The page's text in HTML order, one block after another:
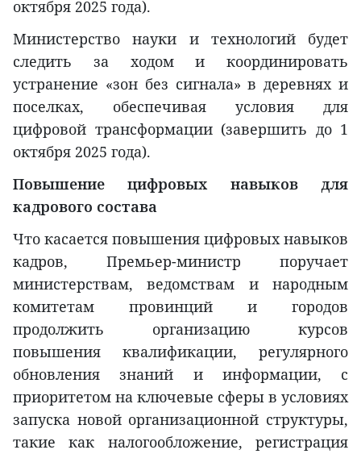
октября 2025 года).
Министерство науки и технологий будет
следить за ходом и координировать
устранение «зон без сигнала» в деревнях и
поселках, обеспечивая условия для
цифровой трансформации (завершить до 1
октября 2025 года).
Повышение цифровых навыков для
кадрового состава
Что касается повышения цифровых навыков
кадров, Премьер-министр поручает
министерствам, ведомствам и народным
комитетам провинций и городов
продолжить организацию курсов
повышения квалификации, регулярного
обновления знаний и информации, с
приоритетом на ключевые сферы в условиях
запуска новой организационной структуры,
такие как налогообложение, регистрация